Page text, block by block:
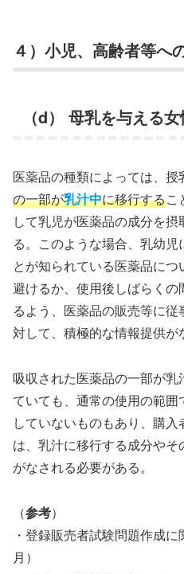
４）小児、高齢者等へ
（d） 母乳を与える女
医薬品の種類によっては、授
の一部が乳汁中に移行するこ
して乳児が医薬品の成分を
る。このような場合、乳幼
とが知られている医薬品に
避けるか、使用後しばらく
るよう、医薬品の販売等に
対して、積極的な情報提供が
吸収された医薬品の一部が
ていても、通常の使用の範
していないものもあり、購
は、乳汁に移行する成分や
がなされる必要がある。
（参考）
・登録販売者試験問題作成
月）